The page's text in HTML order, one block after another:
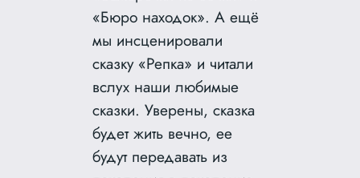
«Бюро находок». А ещё
мы инсценировали
сказку «Репка» и читали
вслух наши любимые
сказки. Уверены, сказка
будет жить вечно, ее
будут передавать из